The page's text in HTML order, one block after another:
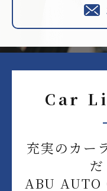
Car
充実のカー
だ
ABU AUTO